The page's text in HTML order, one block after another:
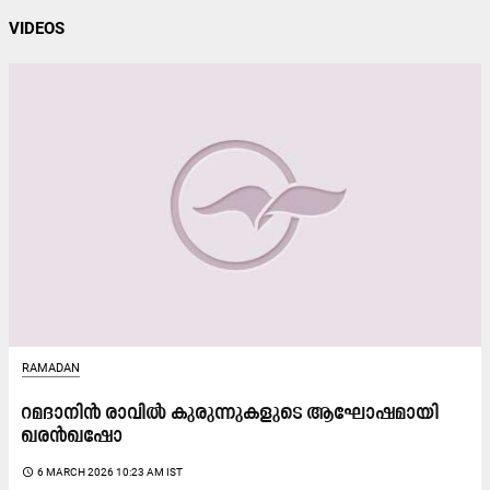
VIDEOS
RAMADAN
റമദാനിൻ രാവിൽ കുരുന്നുകളുടെ ആഘോഷമായി
ഖരൻഖഷോ
access_time 6 MARCH 2026 10:23 AM IST